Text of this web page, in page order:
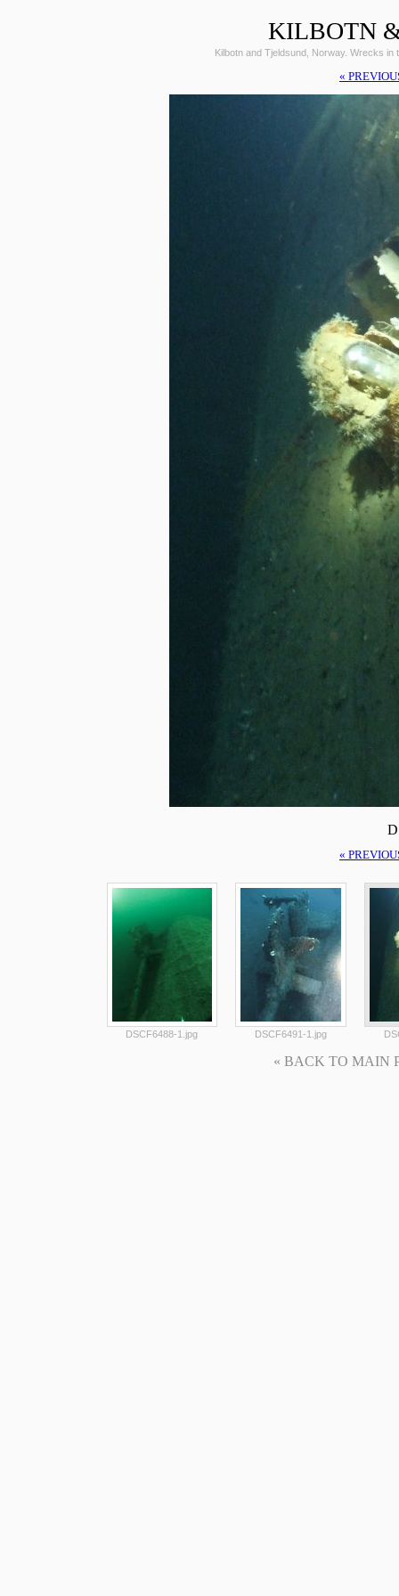
KILBOTN
Kilbotn and Tjeldsund, Norway. Wrecks
«
«
DSCF6488-1.jpg DSCF6491-1.jpg
« BACK TO MAIN